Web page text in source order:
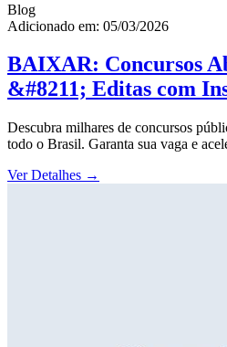
Blog
Adicionado em: 05/03/2026
BAIXAR: Concursos
&#8211; Editas com
Descubra milhares de concursos
todo o Brasil. Garanta sua vaga e
Ver Detalhes →